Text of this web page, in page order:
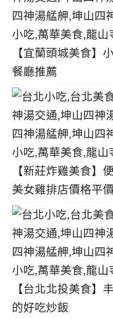
【宜蘭頭城美食】
餐廳推薦
【新莊炸雞美食】
美女雞排店價格平價
【台北北投美食】
的好吃炒飯